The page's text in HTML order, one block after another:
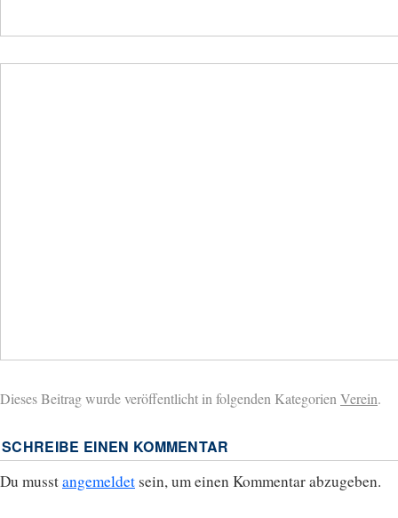
Dieses Beitrag wurde veröffentlicht in folgenden KategorienVerein.
SCHREIBE EINEN KOMMENTAR
Du musstangemeldet sein, um einen Kommentar abzugeben.